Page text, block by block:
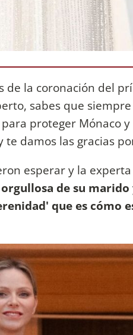
de la coronación del
sabes que
proteger Mónaco
damos las gracias
esperar y la
de su
que es cómo